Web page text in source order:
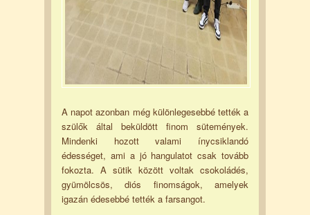
A napot azonban még különlegesebbé tették a
szülők által beküldött finom sütemények.
Mindenki hozott valami ínycsiklandó
édességet, ami a jó hangulatot csak tovább
fokozta. A sütik között voltak csokoládés,
gyümölcsös, diós finomságok, amelyek
igazán édesebbé tették a farsangot.